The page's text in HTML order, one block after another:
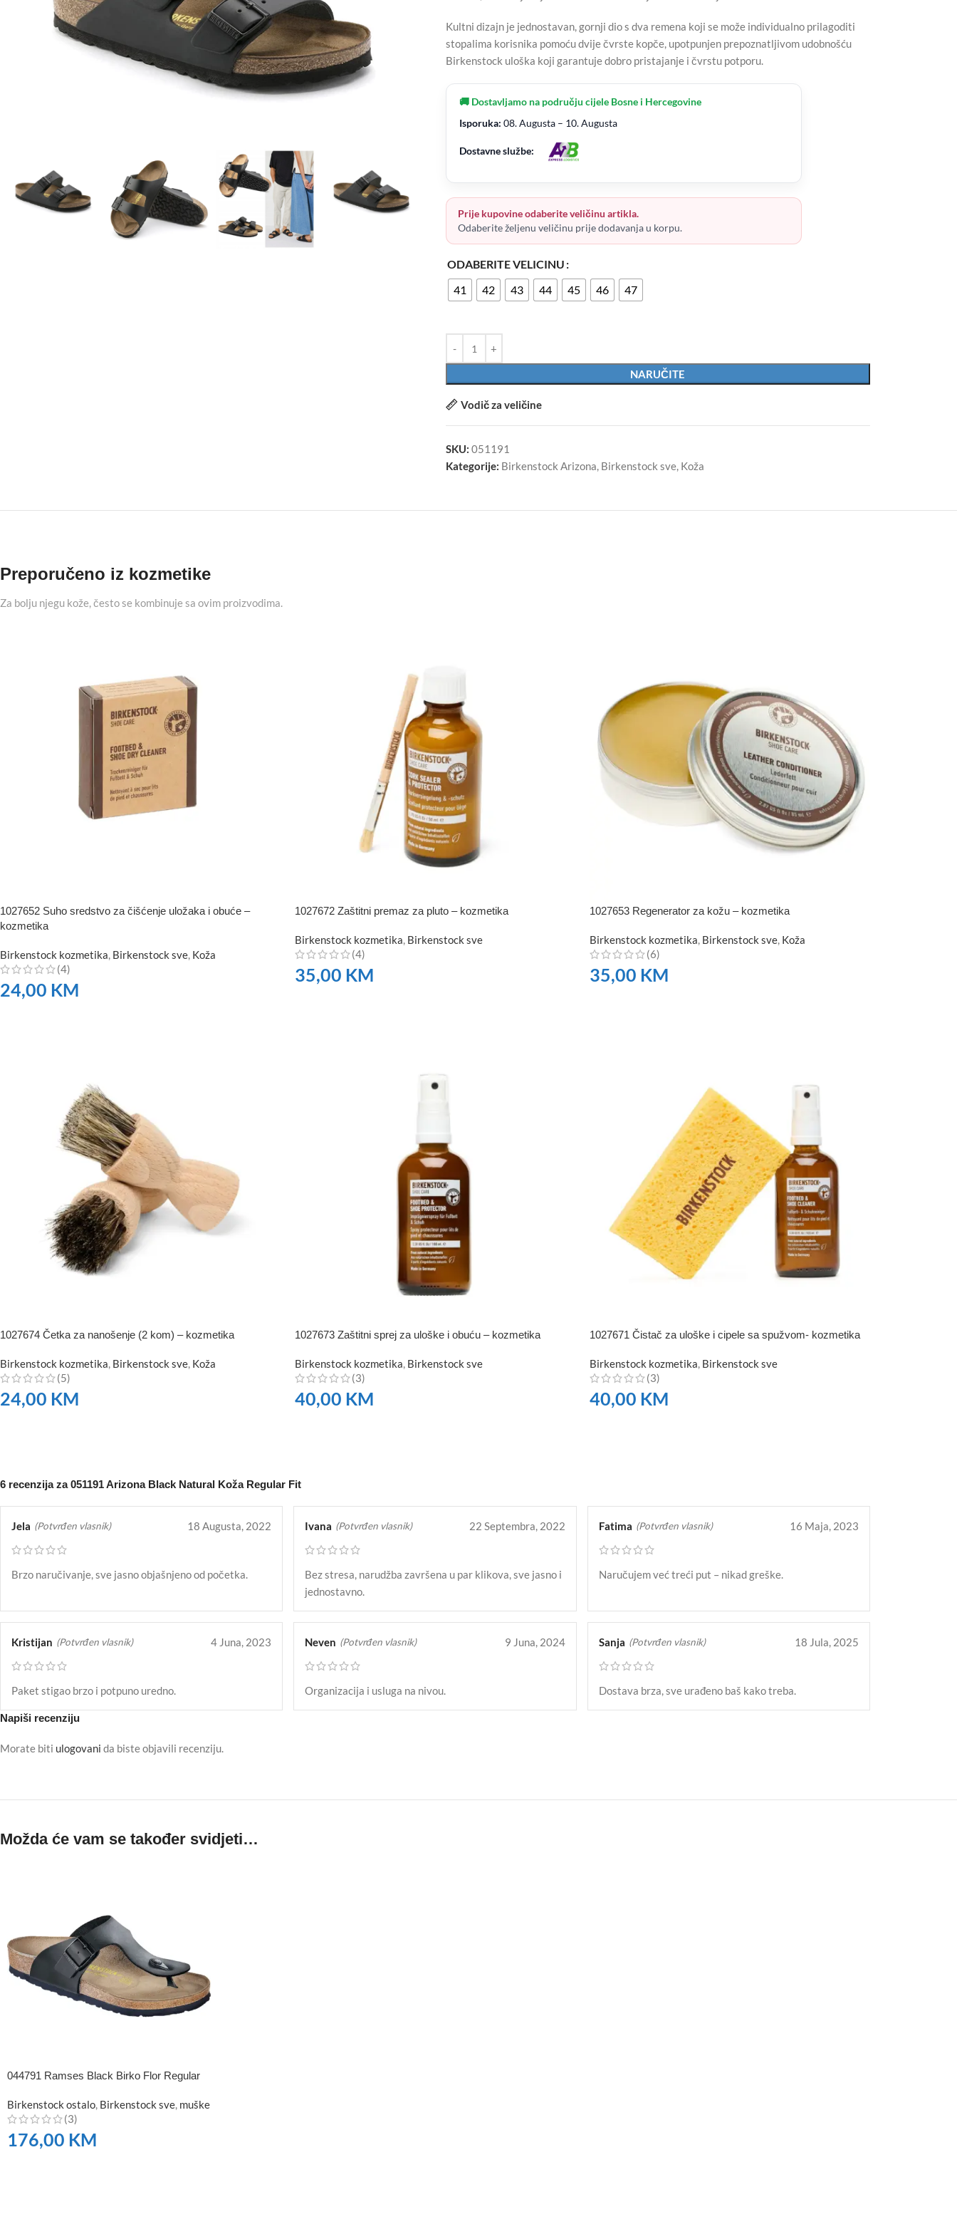
Kultni dizajn je jednostavan, gornji dio s dva remena koji se može individualno prilagoditi
stopalima korisnika pomoću dvije čvrste kopče, upotpunjen prepoznatljivom udobnošću
Birkenstock uloška koji garantuje dobro pristajanje i čvrstu potporu.
🚚 Dostavljamo na području cijele Bosne i Hercegovine
Isporuka: 08. Augusta – 10. Augusta
Dostavne službe:
Prije kupovine odaberite veličinu artikla.
Odaberite željenu veličinu prije dodavanja u korpu.
ODABERITE VELICINU
41
42 43 44 45 46 47
NARUČITE
Vodič za veličine
SKU: 051191
Kategorije: Birkenstock Arizona, Birkenstock sve, Koža
Preporučeno iz kozmetike
Za bolju njegu kože, često se kombinuje sa ovim proizvodima.
1027652 Suho sredstvo za čišćenje uložaka i obuće –
kozmetika
Birkenstock kozmetika, Birkenstock sve, Koža
(4)
24,00 KM
1027672 Zaštitni premaz za pluto – kozmetika
Birkenstock kozmetika, Birkenstock sve
(4)
35,00 KM
1027653 Regenerator za kožu – kozmetika
Birkenstock kozmetika, Birkenstock sve, Koža
(6)
35,00 KM
1027674 Četka za nanošenje (2 kom) – kozmetika
Birkenstock kozmetika, Birkenstock sve, Koža
(5)
24,00 KM
1027673 Zaštitni sprej za uloške i obuću – kozmetika
Birkenstock kozmetika, Birkenstock sve
(3)
40,00 KM
1027671 Čistač za uloške i cipele sa spužvom- kozmetika
Birkenstock kozmetika, Birkenstock sve
(3)
40,00 KM
6 recenzija za051191 Arizona Black Natural Koža Regular Fit
Jela (Potvrđen vlasnik) 18 Augusta, 2022
Brzo naručivanje, sve jasno objašnjeno od početka.
Ivana (Potvrđen vlasnik) 22 Septembra, 2022
Bez stresa, narudžba završena u par klikova, sve jasno i
jednostavno.
Fatima (Potvrđen vlasnik) 16 Maja, 2023
Naručujem već treći put – nikad greške.
Kristijan (Potvrđen vlasnik) 4 Juna, 2023
Paket stigao brzo i potpuno uredno.
Neven (Potvrđen vlasnik) 9 Juna, 2024
Organizacija i usluga na nivou.
Sanja (Potvrđen vlasnik) 18 Jula, 2025
Dostava brza, sve urađeno baš kako treba.
Napiši recenziju
Morate biti ulogovani da biste objavili recenziju.
Možda će vam se također svidjeti…
044791 Ramses Black Birko Flor Regular
Birkenstock ostalo, Birkenstock sve, muške
(3)
176,00 KM